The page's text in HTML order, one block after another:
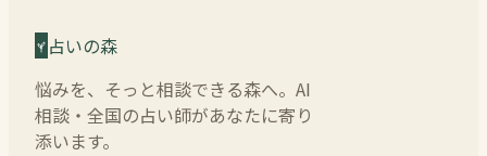
占いの森
悩みを、そっと相談できる森へ。AI
相談・全国の占い師があなたに寄り
添います。